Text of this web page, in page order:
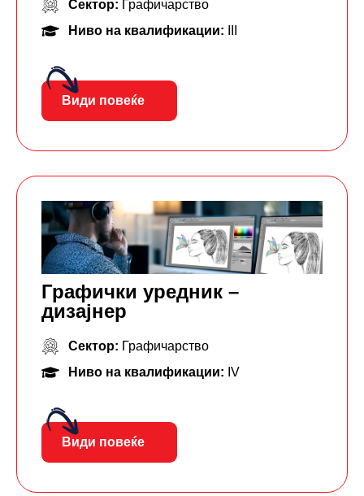
Сектор: Графичарство
Ниво на квалификации:
Види повеќе
Графички уредник –
дизајнер
Сектор: Графичарство
Ниво на квалификации: IV
Види повеќе